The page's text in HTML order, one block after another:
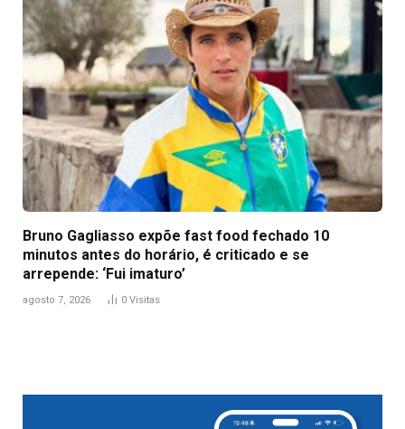
Bruno Gagliasso expõe fast food fechado 10
minutos antes do horário, é criticado e se
arrepende: ‘Fui imaturo’
agosto 7, 2026 0 Visitas